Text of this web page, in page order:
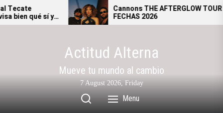
Skip
toy
Cannons THE AFTERGLOW TOUR –
FECHAS 2026
Actitud Alterna
Mueve tu mundo al cambio
7 August 2026, Friday
Menu